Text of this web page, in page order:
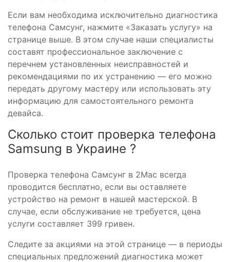
Если вам необходима исключительно диагностика
телефона Самсунг, нажмите «Заказать услугу» на
странице выше. В этом случае наши специалисты
составят профессиональное заключение с
перечнем установленных неисправностей и
рекомендациями по их устранению — его можно
передать другому мастеру или использовать эту
информацию для самостоятельного ремонта
девайса.
Сколько стоит проверка телефона
Samsung в Украине ?
Проверка телефона Самсунг в 2Mac всегда
проводится бесплатно, если вы оставляете
устройство на ремонт в нашей мастерской. В
случае, если обслуживание не требуется, цена
услуги составляет 399 гривен.
Следите за акциями на этой странице — в периоды
специальных предложений диагностика может